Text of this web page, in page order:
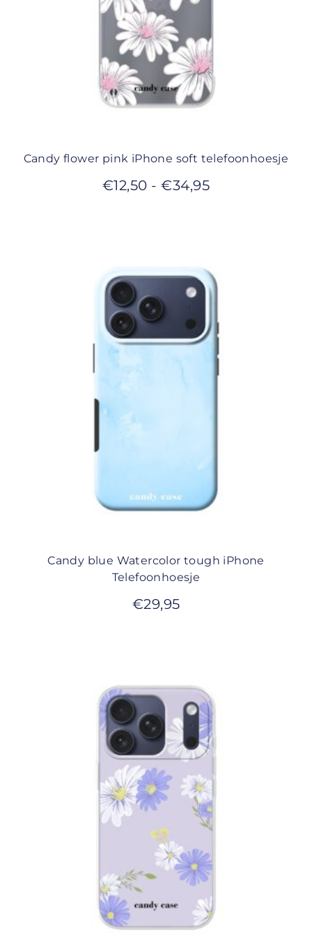
Candy flower pink iPhone soft telefoonhoesje
€12,50 - €34,95
Candy blue Watercolor tough iPhone
Telefoonhoesje
€29,95